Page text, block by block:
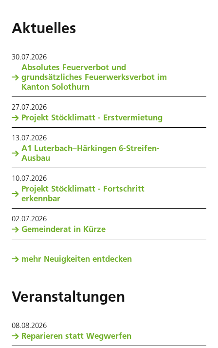
Aktuelles
30.07.2026
Absolutes Feuerverbot und
grundsätzliches Feuerwerksverbot im
Kanton Solothurn
27.07.2026
Projekt Stöcklimatt - Erstvermietung
13.07.2026
A1 Luterbach–Härkingen 6-Streifen-
Ausbau
10.07.2026
Projekt Stöcklimatt - Fortschritt
erkennbar
02.07.2026
Gemeinderat in Kürze
mehr Neuigkeiten entdecken
Veranstaltungen
08.08.2026
Reparieren statt Wegwerfen